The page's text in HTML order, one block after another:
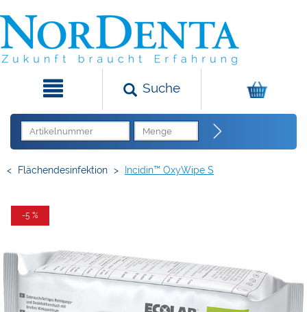
Suche
< Flächendesinfektion > Incidin™ OxyWipe S
-5 %